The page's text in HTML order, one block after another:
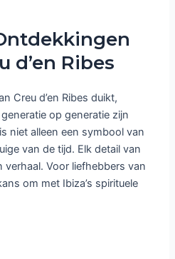
d’en Ribes
Creu d’en Ribes duikt,
op generatie zijn
niet alleen een symbool van
van de tijd. Elk detail van
verhaal. Voor liefhebbers van
om met Ibiza’s spirituele